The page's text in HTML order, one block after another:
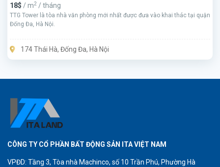
18$ / m2 / tháng
TTG Tower là tòa nhà văn phòng mới nhất được đưa vào khai thác tại quận
Đống Đa, Hà Nội.
174 Thái Hà, Đống Đa, Hà Nội
CÔNG TY CỔ PHẦN BẤT ĐỘNG SẢN ITA VIỆT NAM
VPĐD: Tầng 3, Tòa nhà Machinco, số 10 Trần Phú, Phường Hà